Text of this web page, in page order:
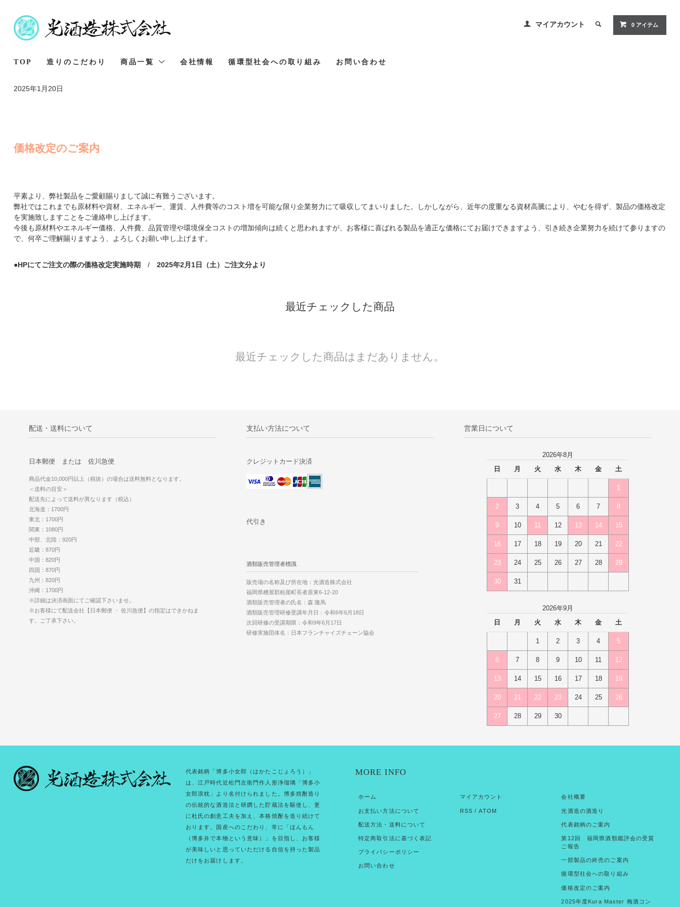
マイアカウント 0 アイテム
TOP 造りのこだわり 商品一覧 会社情報 循環型社会への取り組み お問い合わせ
2025年1月20日
価格改定のご案内
平素より、弊社製品をご愛顧賜りまして誠に有難うございます。
弊社ではこれまでも原材料や資材、エネルギー、運賃、人件費等のコスト増を可能な限り企業努力にて吸収してまいりました。しかしながら、近年の度重なる資材高騰により、やむを得ず、製品の価格改定
を実施致しますことをご連絡申し上げます。
今後も原材料やエネルギー価格、人件費、品質管理や環境保全コストの増加傾向は続くと思われますが、お客様に喜ばれる製品を適正な価格にてお届けできますよう、引き続き企業努力を続けて参りますの
で、何卒ご理解賜りますよう、よろしくお願い申し上げます。
●HPにてご注文の際の価格改定実施時期 / 2025年2月1日（土）ご注文分より
最近チェックした商品
最近チェックした商品はまだありません。
配送・送料について
日本郵便 または 佐川急便
商品代金10,000円以上（税抜）の場合は送料無料となります。
＜送料の目安＞
配送先によって送料が異なります（税込）
北海道：1700円
東北：1700円
関東：1080円
中部、北陸：920円
近畿：870円
中国：820円
四国：870円
九州：820円
沖縄：1700円
※詳細は決済画面にてご確認下さいませ。
※お客様にて配送会社【日本郵便 ・ 佐川急便】の指定はできかねま
す。ご了承下さい。
支払い方法について
クレジットカード決済
代引き
酒類販売管理者標識
販売場の名称及び所在地：光酒造株式会社
福岡県糟屋郡粕屋町長者原東6-12-20
酒類販売管理者の氏名：森 隆馬
酒類販売管理研修受講年月日：令和6年6月18日
次回研修の受講期限：令和9年6月17日
研修実施団体名：日本フランチャイズチェーン協会
営業日について
2026年8月
日
月 火 水 木 金 土
1
2 3 4 5 6 7 8
9 10 11 12 13 14 15
16 17 18 19 20 21 22
23 24 25 26 27 28 29
30 31
2026年9月
日
月 火 水 木 金 土
1 2 3 4 5
6 7 8 9 10 11 12
13 14 15 16 17 18 19
20 21 22 23 24 25 26
27 28 29 30
代表銘柄「博多小女郎（はかたこじょろう）」
は、江戸時代近松門左衛門作人形浄瑠璃「博多小
女郎浪枕」より名付けられました。博多焼酎造り
の伝統的な酒造法と研鑽した貯蔵法を駆使し、更
に杜氏の創意工夫を加え、本格焼酎を造り続けて
おります。国産へのこだわり、常に「ほんもん
（博多弁で本物という意味）」を目指し、お客様
が美味しいと思っていただける自信を持った製品
だけをお届けします。
MORE INFO
ホーム
お支払い方法について
配送方法・送料について
特定商取引法に基づく表記
プライバシーポリシー
お問い合わせ
マイアカウント
RSS /ATOM
会社概要
光酒造の酒造り
代表銘柄のご案内
第12回 福岡県酒類鑑評会の受賞
ご報告
一部製品の終売のご案内
循環型社会への取り組み
価格改定のご案内
2025年度Kura Master 梅酒コン